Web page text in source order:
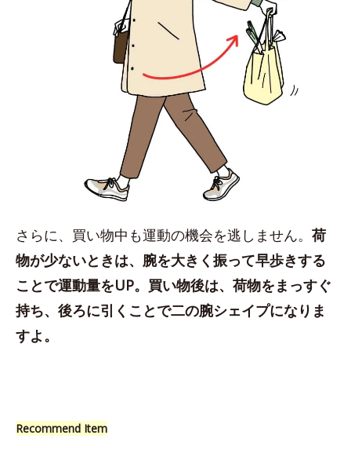
さらに、買い物中も運動の機会を逃しません。 荷
物が少ないときは、腕を大きく振って早歩きする
ことで運動量をUP。買い物後は、荷物をまっすぐ
持ち、後ろに引くことで二の腕シェイプになりま
すよ。
Recommend Item